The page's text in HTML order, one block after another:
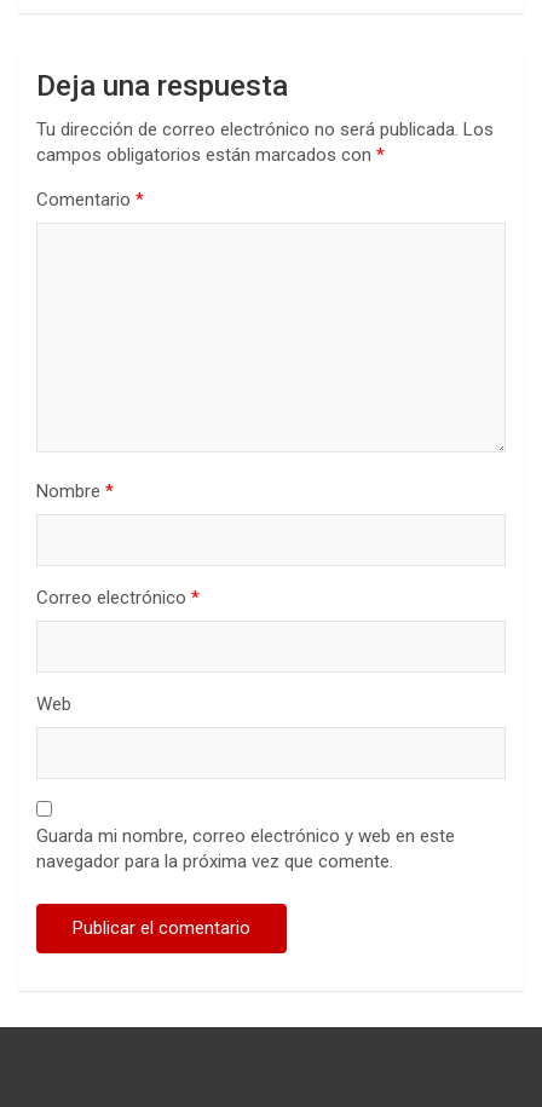
Deja una respuesta
Tu dirección de correo electrónico no será publicada. Los
campos obligatorios están marcados con *
Comentario *
Nombre *
Correo electrónico *
Web
Guarda mi nombre, correo electrónico y web en este
navegador para la próxima vez que comente.